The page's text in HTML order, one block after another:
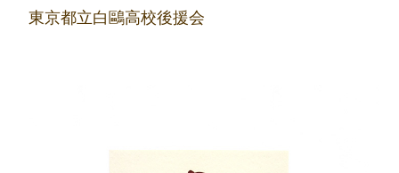
東京都立白鷗高校後援会